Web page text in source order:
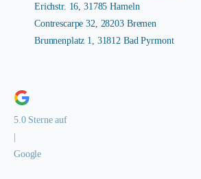
Erichstr. 16, 31785 Hameln
Contrescarpe 32, 28203 Bremen
Brunnenplatz 1, 31812 Bad Pyrmont
5.0 Sterne auf
|
Google